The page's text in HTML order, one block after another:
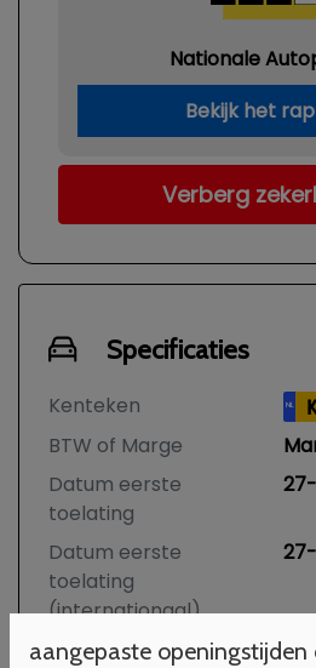
Nationale
Bekijk het
Verberg
Specificaties
Kenteken NL
BTW of Marge
Datum eerste
toelating
Datum eerste
toelating
(internationaal)
APK vervaldatum
aangepaste